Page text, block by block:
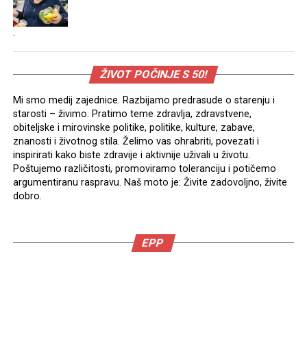
.
ŽIVOT POČINJE S 50!
Mi smo medij zajednice. Razbijamo predrasude o starenju i
starosti – živimo. Pratimo teme zdravlja, zdravstvene,
obiteljske i mirovinske politike, politike, kulture, zabave,
znanosti i životnog stila. Želimo vas ohrabriti, povezati i
inspirirati kako biste zdravije i aktivnije uživali u životu.
Poštujemo različitosti, promoviramo toleranciju i potičemo
argumentiranu raspravu. Naš moto je: Živite zadovoljno, živite
dobro.
EPP